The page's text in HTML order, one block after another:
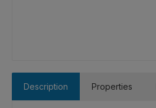
Description Properties